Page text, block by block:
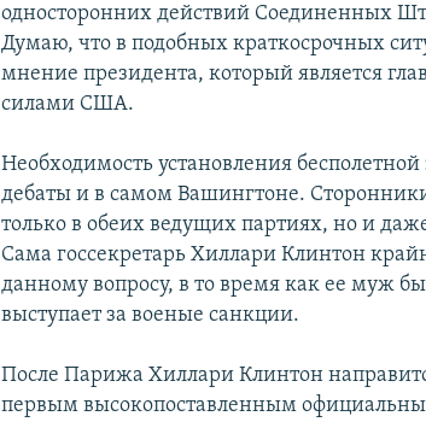
односторонних действий Соединенных
Думаю, что в подобных краткосрочных
мнение президента, который является
силами США.
Необходимость установления
дебаты и в самом Вашингтоне.
только в обеих ведущих партиях, но и
Сама госсекретарь Хиллари Клинтон
данному вопросу, в то время как ее муж
выступает за военые санкции.
После Парижа Хиллари Клинтон
первым высокопоставленным